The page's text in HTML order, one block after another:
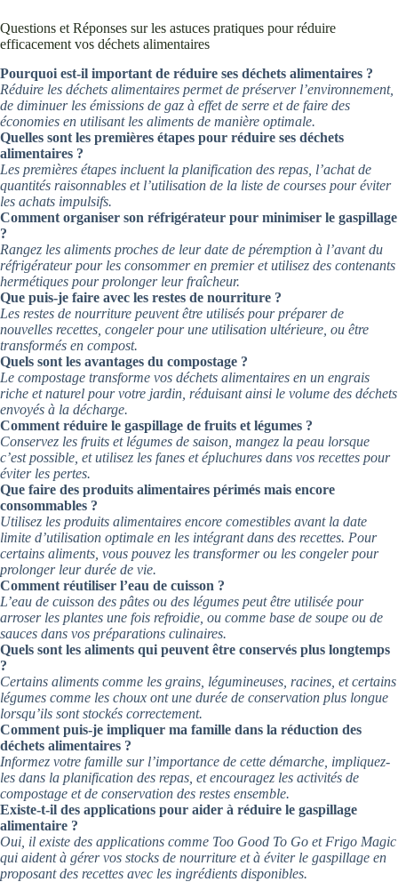
Questions et Réponses sur les astuces pratiques pour réduire
efficacement vos déchets alimentaires
Pourquoi est-il important de réduire ses déchets alimentaires ?
Réduire les déchets alimentaires permet de préserver l’environnement,
de diminuer les émissions de gaz à effet de serre et de faire des
économies en utilisant les aliments de manière optimale.
Quelles sont les premières étapes pour réduire ses déchets
alimentaires ?
Les premières étapes incluent la planification des repas, l’achat de
quantités raisonnables et l’utilisation de la liste de courses pour éviter
les achats impulsifs.
Comment organiser son réfrigérateur pour minimiser le gaspillage
?
Rangez les aliments proches de leur date de péremption à l’avant du
réfrigérateur pour les consommer en premier et utilisez des contenants
hermétiques pour prolonger leur fraîcheur.
Que puis-je faire avec les restes de nourriture ?
Les restes de nourriture peuvent être utilisés pour préparer de
nouvelles recettes, congeler pour une utilisation ultérieure, ou être
transformés en compost.
Quels sont les avantages du compostage ?
Le compostage transforme vos déchets alimentaires en un engrais
riche et naturel pour votre jardin, réduisant ainsi le volume des déchets
envoyés à la décharge.
Comment réduire le gaspillage de fruits et légumes ?
Conservez les fruits et légumes de saison, mangez la peau lorsque
c’est possible, et utilisez les fanes et épluchures dans vos recettes pour
éviter les pertes.
Que faire des produits alimentaires périmés mais encore
consommables ?
Utilisez les produits alimentaires encore comestibles avant la date
limite d’utilisation optimale en les intégrant dans des recettes. Pour
certains aliments, vous pouvez les transformer ou les congeler pour
prolonger leur durée de vie.
Comment réutiliser l’eau de cuisson ?
L’eau de cuisson des pâtes ou des légumes peut être utilisée pour
arroser les plantes une fois refroidie, ou comme base de soupe ou de
sauces dans vos préparations culinaires.
Quels sont les aliments qui peuvent être conservés plus longtemps
?
Certains aliments comme les grains, légumineuses, racines, et certains
légumes comme les choux ont une durée de conservation plus longue
lorsqu’ils sont stockés correctement.
Comment puis-je impliquer ma famille dans la réduction des
déchets alimentaires ?
Informez votre famille sur l’importance de cette démarche, impliquez-
les dans la planification des repas, et encouragez les activités de
compostage et de conservation des restes ensemble.
Existe-t-il des applications pour aider à réduire le gaspillage
alimentaire ?
Oui, il existe des applications comme Too Good To Go et Frigo Magic
qui aident à gérer vos stocks de nourriture et à éviter le gaspillage en
proposant des recettes avec les ingrédients disponibles.